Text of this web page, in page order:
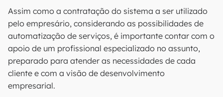
Assim como a contratação do sistema a ser utilizado
pelo empresário, considerando as possibilidades de
automatização de serviços, é importante contar com o
apoio de um profissional especializado no assunto,
preparado para atender as necessidades de cada
cliente e com a visão de desenvolvimento
empresarial.